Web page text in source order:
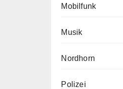
Mobilfunk
Musik
Nordhorn
Polizei